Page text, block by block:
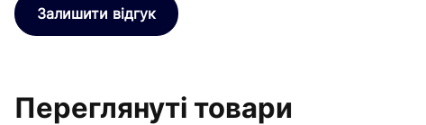
Залишити відгук
Переглянуті товари